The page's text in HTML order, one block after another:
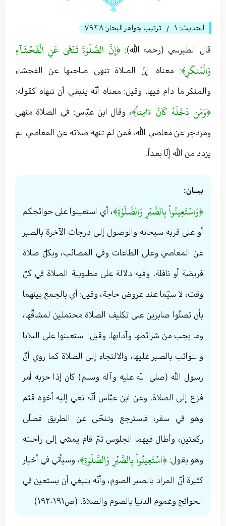
الحديث: ١ / ترتيب جواهر البحار: ٧٩٣٨
قال الطبرسي (رحمه الله):﴿إِنَّ الصَّلَوٰةَ تَنۡهَىٰ عَنِ الۡفَحۡشَآءِ
وَالۡمُنكَرِ﴾: معناه: إنّ الصلاة تنهى صاحبها عن الفحشاء
والمنكر ما دام فيها. وقيل: معناه أنّه ينبغي أن تنهاه كقوله:
﴿وَمَن دَخَلَهُ كَانَ ءَامِناً﴾، وقال ابن عبّاس: في الصلاة منهى
ومزدجر عن معاصي الله، فمن لم تنهه صلاته عن المعاصي لم
يزدد من الله إلّا بعداً.
بيــان:
﴿وَاسۡتَعِينُواْ بِالصَّبۡرِ وَالصَّلَوٰةِ﴾، أي استعينوا على حوائجكم
أو على قربه سبحانه والوصول إلى درجات الآخرة بالصبر
عن المعاصي وعلى الطاعات وفي المصائب، وبكلّ صلاة
فريضة أو نافلة. وفيه دلالة على مطلوبية الصلاة في كلّ
وقت، لا سيّما عند عروض حاجة، وقيل: أي بالجمع بينهما
بأن تصلّوا صابرين على تكليف الصلاة محتملين لمشاقّها،
وما يجب من شرائطها وآدابها. وقيل: استعينوا على البلايا
والنوائب بالصبر عليها، والالتجاء إلى الصلاة كما روي أنّ
رسول الله (صلى الله عليه وآله وسلم) كان إذا حزبه أمر
فزع إلى الصلاة. وعن ابن عبّاس أنّه نعي إليه أخوه قثم
وهو في سفر، فاسترجع وتنحّى عن الطريق فصلّى
ركعتين، وأطال فيهما الجلوس ثمّ قام يمشي إلى راحلته
وهو يقول:﴿اسۡتَعِينُواْ بِالصَّبۡرِ وَالصَّلَوٰةِ﴾، وسيأتي في أخبار
كثيرة أنّ المراد بالصبر الصوم، وأنّه ينبغي أن يستعين في
الحوائج وغموم الدنيا بالصوم والصلاة. (ص١٩١-١٩٢)